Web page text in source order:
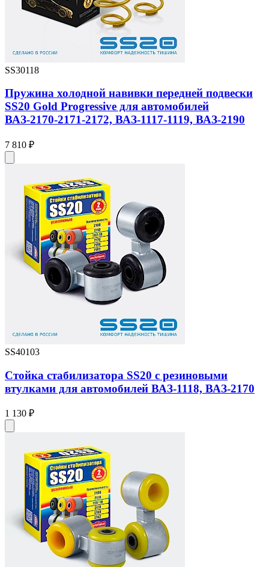
SS30118
Пружина холодной навивки передней подвески
SS20 Gold Progressive для автомобилей
ВАЗ-2170-2171-2172, ВАЗ-1117-1119, ВАЗ-2190
7 810 ₽
SS40103
Стойка стабилизатора SS20 с резиновыми
втулками для автомобилей ВАЗ-1118, ВАЗ-2170
1 130 ₽